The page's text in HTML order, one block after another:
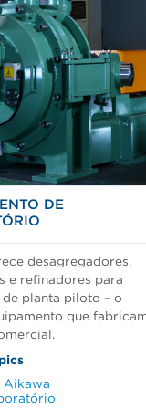
DE
desagregadores,
e refinadores para
planta piloto – o
que
Aikawa